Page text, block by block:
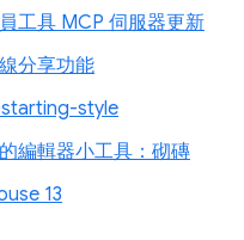
工具 MCP 伺服器更新
分享功能
style
編輯器小工具：砌磚
13